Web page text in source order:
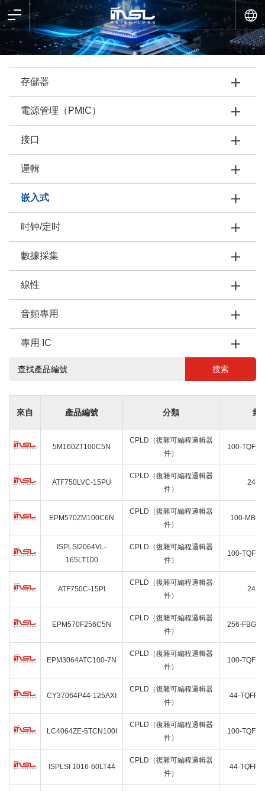
存儲器
電源管理（PMIC）
接口
邏輯
嵌入式
时钟/定时
數據採集
線性
音頻專用
專用 IC
搜索
來自 產品編號 分類 封
5M160ZT100C5N
CPLD（復雜可編程邏輯器
件）
100-TQFP
ATF750LVC-15PU
CPLD（復雜可編程邏輯器
件）
24-
EPM570ZM100C6N
CPLD（復雜可編程邏輯器
件）
100-
ISPLSI2064VL-
165LT100
CPLD（復雜可編程邏輯器
件）
100-TQFP
ATF750C-15PI
CPLD（復雜可編程邏輯器
件）
24-
EPM570F256C5N
CPLD（復雜可編程邏輯器
件）
256-FBGA
EPM3064ATC100-7N
CPLD（復雜可編程邏輯器
件）
100-TQFP
CY37064P44-125AXI
CPLD（復雜可編程邏輯器
件）
44-TQFP
LC4064ZE-5TCN100I
CPLD（復雜可編程邏輯器
件）
100-TQFP
ISPLSI 1016-60LT44
CPLD（復雜可編程邏輯器
件）
44-TQFP